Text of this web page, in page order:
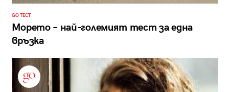
GO ТЕСТ
Морето – най-големият тест за една
връзка